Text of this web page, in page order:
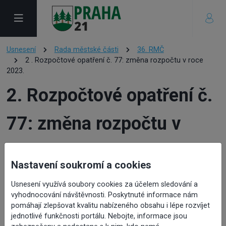
Usnesení Rada městské části
36. RMČ
2 . Rozpočtové opatření č. 77: změna rozpočtu v roce
2023.
2. Rozpočtové opatření č.
77: změna rozpočtu v
Nastavení soukromí a cookies
Usnesení využívá soubory cookies za účelem sledování a
vyhodnocování návštěvnosti. Poskytnuté informace nám
pomáhají zlepšovat kvalitu nabízeného obsahu i lépe rozvíjet
jednotlivé funkčnosti portálu. Nebojte, informace jsou